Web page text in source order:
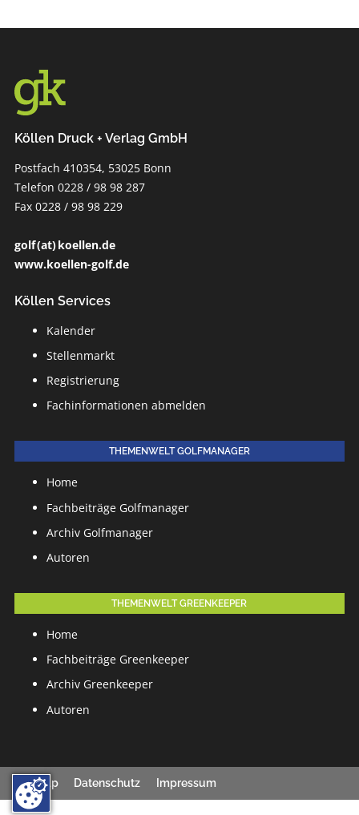
Köllen Druck + Verlag GmbH
Postfach 410354, 53025 Bonn
Telefon 0228 / 98 98 287
Fax 0228 / 98 98 229
golf (at) koellen.de
www.koellen-golf.de
Köllen Services
Kalender
Stellenmarkt
Registrierung
Fachinformationen abmelden
THEMENWELT GOLFMANAGER
Home
Fachbeiträge Golfmanager
Archiv Golfmanager
Autoren
THEMENWELT GREENKEEPER
Home
Fachbeiträge Greenkeeper
Archiv Greenkeeper
Autoren
Sitemap Datenschutz Impressum